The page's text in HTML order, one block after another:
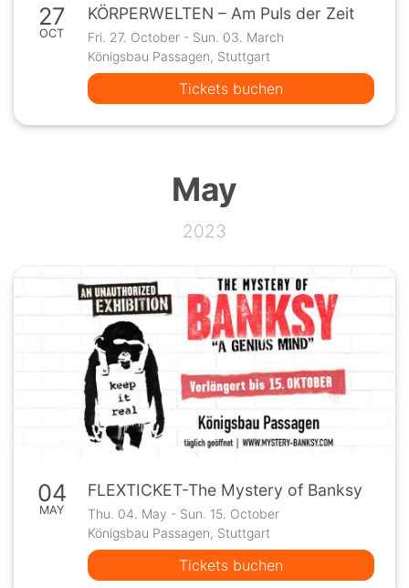
27
OCT
KÖRPERWELTEN – Am Puls der Zeit
Fri. 27. October - Sun. 03. March
Königsbau Passagen, Stuttgart
Tickets buchen
May
2023
04
MAY
FLEXTICKET-The Mystery of Banksy
Thu. 04. May - Sun. 15. October
Königsbau Passagen, Stuttgart
Tickets buchen